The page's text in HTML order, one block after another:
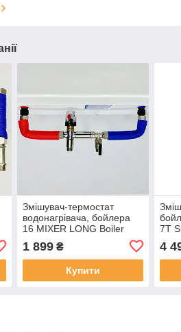
Змішувач-термостат
водонагрівача, бойлера
16 MIXER LONG Boiler
1 899₴
Купити
7T
4